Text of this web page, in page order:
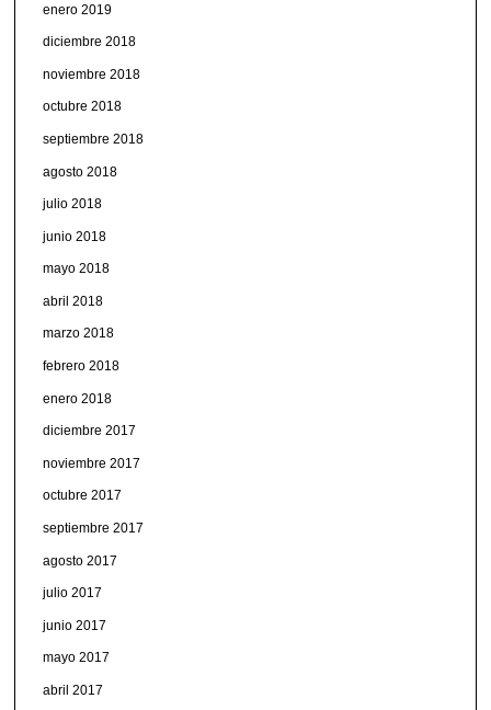
enero 2019
diciembre 2018
noviembre 2018
octubre 2018
septiembre 2018
agosto 2018
julio 2018
junio 2018
mayo 2018
abril 2018
marzo 2018
febrero 2018
enero 2018
diciembre 2017
noviembre 2017
octubre 2017
septiembre 2017
agosto 2017
julio 2017
junio 2017
mayo 2017
abril 2017